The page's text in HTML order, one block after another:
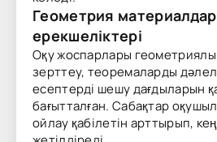
Геометрия
ерекшеліктері
Оқу жоспарлары
зерттеу, теоремаларды
есептерді шешу дағдыларын
бағытталған. Сабақтар
ойлау қабілетін арттырып,